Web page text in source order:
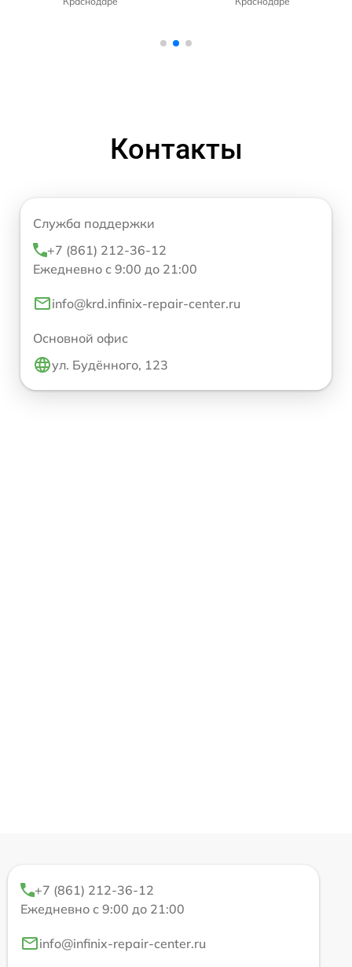
Контакты
Служба поддержки
+7 (861) 212-36-12
Ежедневно с 9:00 до 21:00
info@krd.infinix-repair-center.ru
Основной офис
ул. Будённого, 123
+7 (861) 212-36-12
Ежедневно с 9:00 до 21:00
info@infinix-repair-center.ru